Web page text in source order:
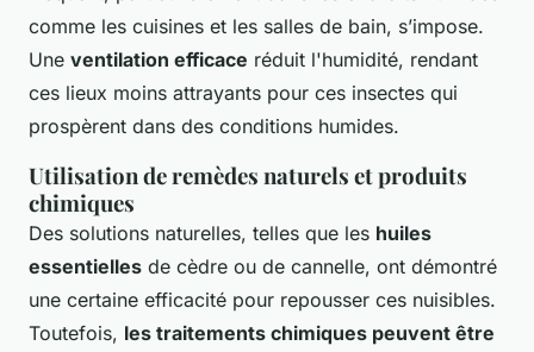
comme les cuisines et les salles de bain, s’impose.
Une ventilation efficace réduit l'humidité, rendant
ces lieux moins attrayants pour ces insectes qui
prospèrent dans des conditions humides.
Utilisation de remèdes naturels et produits
chimiques
Des solutions naturelles, telles que les huiles
essentielles de cèdre ou de cannelle, ont démontré
une certaine efficacité pour repousser ces nuisibles.
Toutefois, les traitements chimiques peuvent être